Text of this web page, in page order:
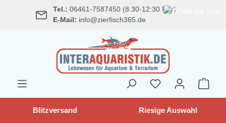
springen Tel.: 06461-7587450 (8:30-12:30 Uhr)
E-Mail: info@zierfisch365.de
Blitzversand Riesige Auswahl